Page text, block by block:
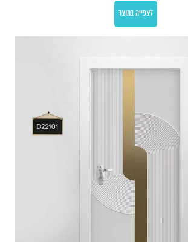
לצפייה במוצר